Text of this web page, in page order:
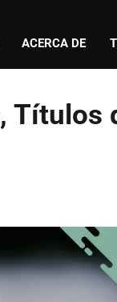
ACERCA DE
Títulos